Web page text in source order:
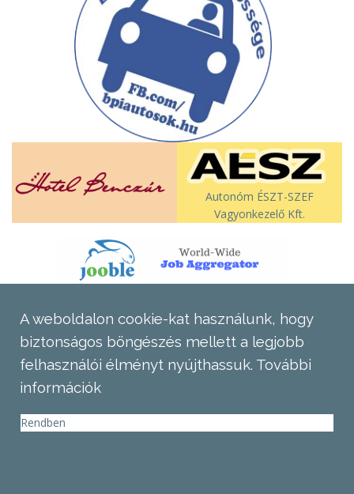
Autonóm ÉSZT-SZEF
Vagyonkezelő Kft.
A weboldalon cookie-kat használunk, hogy
biztonságos böngészés mellett a legjobb
felhasználói élményt nyújthassuk. További
információk
Rendben